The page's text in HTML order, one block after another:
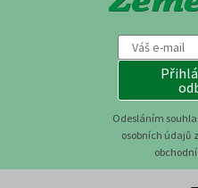
Odesláním
osobních údajů